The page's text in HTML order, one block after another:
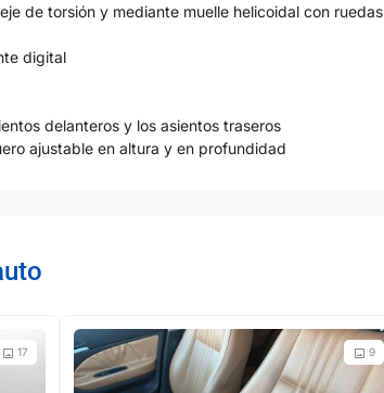
de torsión y mediante muelle helicoidal con
digital
delanteros y los asientos traseros
ajustable en altura y en profundidad
17 9